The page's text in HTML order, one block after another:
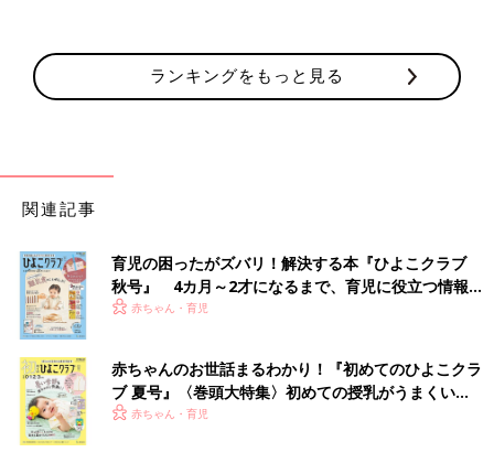
自分の体の不調も、ついつい後回しになりがち。
もらいができたのですが、なんかちょっと目が痛いなーぐらいで
ずっと放置していて。結構腫れてからお医者さんにいったら、
「ずいぶん放っておきましたね」と苦笑されてしまいまし
ランキングをもっと見る
関連記事
育児の困ったがズバリ！解決する本『ひよこクラブ
秋号』 4カ月～2才になるまで、育児に役立つ情報が
いっぱい！
赤ちゃん・育児
赤ちゃんのお世話まるわかり！『初めてのひよこクラ
ブ 夏号』〈巻頭大特集〉初めての授乳がうまくい
く！ おっぱい・ミルクの基本と夏のトラブル 解決テ
赤ちゃん・育児